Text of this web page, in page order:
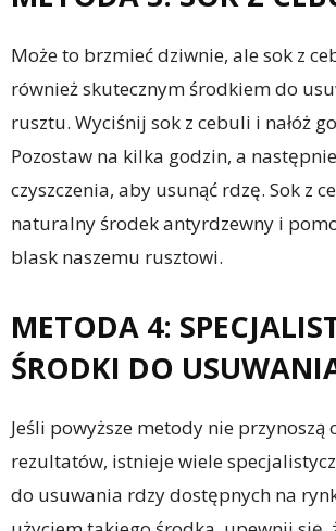
Może to brzmieć dziwnie, ale sok z
również skutecznym środkiem do
rusztu. Wyciśnij sok z cebuli i nałóż
Pozostaw na kilka godzin, a
czyszczenia, aby usunąć rdzę. Sok z
naturalny środek antyrdzewny i
blask naszemu rusztowi.
METODA 4:
ŚRODKI DO
Jeśli powyższe metody nie przynoszą
rezultatów, istnieje wiele
do usuwania rdzy dostępnych na